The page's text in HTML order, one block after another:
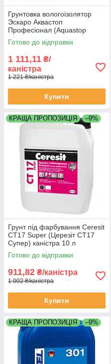
Грунтовка вологоізолятор
Эскаро Аквастоп
Професіонал (Aquastop
Professional) каністра 3 літри
концентрат 1:10
Готово до відправки
1 111,11 ₴/
каністра
1 221 ₴/каністра
Купити
КРАЩА ПРОПОЗИЦІЯ –9%
Грунт під фарбування Ceresit
CT17 Super (Церезіт СТ17
Супер) каністра 10 л
Готово до відправки
911,82 ₴/каністра
1 002 ₴/каністра
Купити
КРАЩА ПРОПОЗИЦІЯ –9%